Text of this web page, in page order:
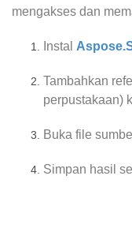
mengakses dan
Instal
Tambahkan
perpustakaan)
Buka file
Simpan hasil